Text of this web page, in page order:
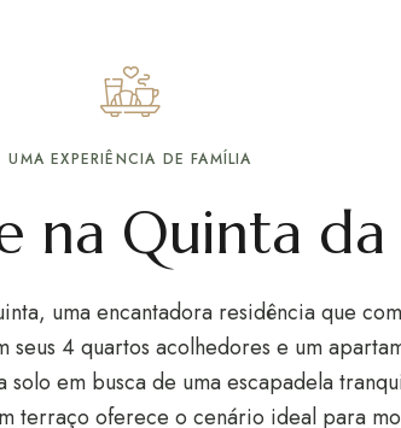
UMA EXPERIÊNCIA DE FAMÍLIA
na Quinta da
, uma encantadora residência que
4 quartos acolhedores e um
em busca de uma escapadela
terraço oferece o cenário ideal para